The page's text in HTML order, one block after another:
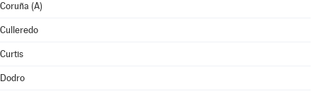
Coruña (A)
Culleredo
Curtis
Dodro